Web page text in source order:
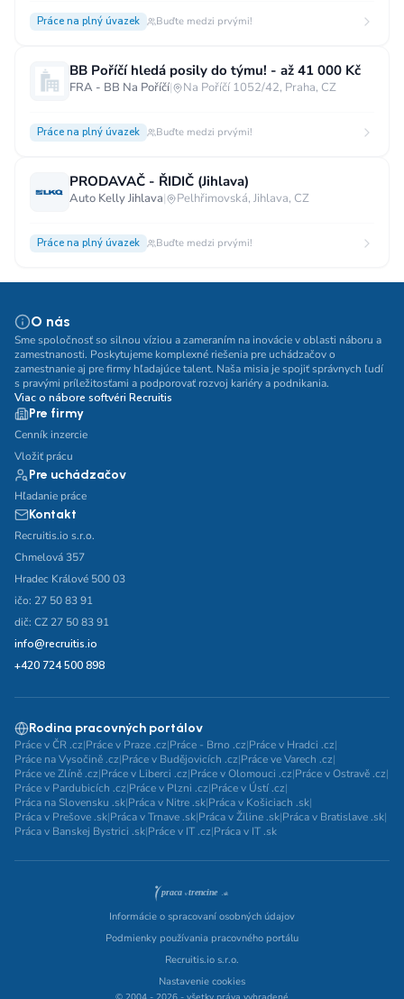
Práce na plný úvazek Buďte medzi prvými!
BB Poříčí hledá posily do týmu! - až 41 000 Kč
FRA - BB Na Poříčí| Na Poříčí 1052/42, Praha, CZ
Práce na plný úvazek Buďte medzi prvými!
PRODAVAČ - ŘIDIČ (Jihlava)
Auto Kelly Jihlava| Pelhřimovská, Jihlava, CZ
Práce na plný úvazek Buďte medzi prvými!
O nás
Sme spoločnosť so silnou víziou a zameraním na inovácie v oblasti náboru a
zamestnanosti. Poskytujeme komplexné riešenia pre uchádzačov o
zamestnanie aj pre firmy hľadajúce talent. Naša misia je spojiť správnych ľudí
s pravými príležitosťami a podporovať rozvoj kariéry a podnikania.
Viac o nábore softvéri Recruitis
Pre firmy
Cenník inzercie
Vložiť prácu
Pre uchádzačov
Hľadanie práce
Kontakt
Recruitis.io s.r.o.
Chmelová 357
Hradec Králové 500 03
ičo: 27 50 83 91
dič: CZ 27 50 83 91
info@recruitis.io
+420 724 500 898
Rodina pracovných portálov
Práce v ČR .cz|Práce v Praze .cz|Práce - Brno .cz|Práce v Hradci .cz|
Práce na Vysočině .cz|Práce v Budějovicích .cz|Práce ve Varech .cz|
Práce ve Zlíně .cz|Práce v Liberci .cz|Práce v Olomouci .cz|Práce v Ostravě .cz|
Práce v Pardubicích .cz|Práce v Plzni .cz|Práce v Ústí .cz|
Práca na Slovensku .sk|Práca v Nitre .sk|Práca v Košiciach .sk|
Práca v Prešove .sk|Práca v Trnave .sk|Práca v Žiline .sk|Práca v Bratislave .sk|
Práca v Banskej Bystrici .sk|Práce v IT .cz|Práca v IT .sk
Informácie o spracovaní osobných údajov
Podmienky používania pracovného portálu
Recruitis.io s.r.o.
Nastavenie cookies